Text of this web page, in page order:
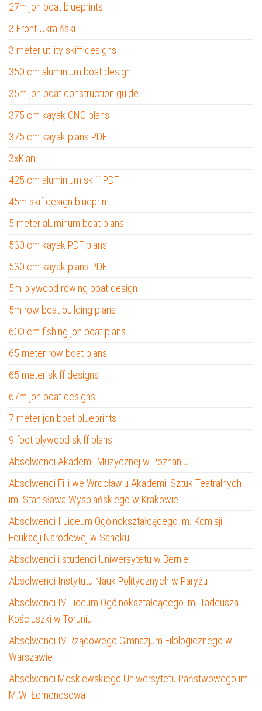
27m jon boat blueprints
3 Front Ukraiński
3 meter utility skiff designs
350 cm aluminium boat design
35m jon boat construction guide
375 cm kayak CNC plans
375 cm kayak plans PDF
3xKlan
425 cm aluminium skiff PDF
45m skif design blueprint
5 meter aluminum boat plans
530 cm kayak PDF plans
530 cm kayak plans PDF
5m plywood rowing boat design
5m row boat building plans
600 cm fishing jon boat plans
65 meter row boat plans
65 meter skiff designs
67m jon boat designs
7 meter jon boat blueprints
9 foot plywood skiff plans
Absolwenci Akademii Muzycznej w Poznaniu
Absolwenci Filii we Wrocławiu Akademii Sztuk Teatralnych
im. Stanisława Wyspiańskiego w Krakowie
Absolwenci I Liceum Ogólnokształcącego im. Komisji
Edukacji Narodowej w Sanoku
Absolwenci i studenci Uniwersytetu w Bernie
Absolwenci Instytutu Nauk Politycznych w Paryżu
Absolwenci IV Liceum Ogólnokształcącego im. Tadeusza
Kościuszki w Toruniu
Absolwenci IV Rządowego Gimnazjum Filologicznego w
Warszawie
Absolwenci Moskiewskiego Uniwersytetu Państwowego im.
M.W. Łomonosowa